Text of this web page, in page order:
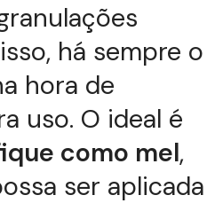
há sempre o
hora de
uso. O ideal é
como mel,
ser aplicada